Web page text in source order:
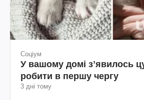
Соціум
У вашому домі зʼявилось
робити в першу чергу
3 дні тому